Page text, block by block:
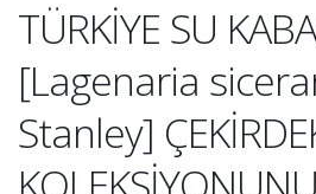
TÜRKİYE SU
[Lagenaria
Stanley]